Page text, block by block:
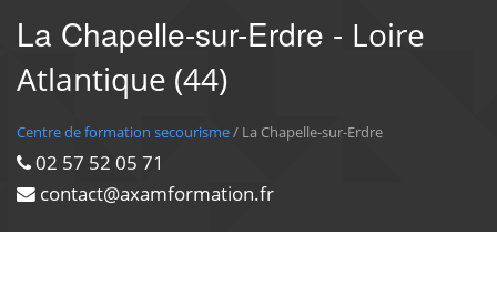
La Chapelle-sur-Erdre - Loire
Atlantique (44)
Centre de formation secourisme/ La Chapelle-sur-Erdre
02 57 52 05 71
contact@axamformation.fr